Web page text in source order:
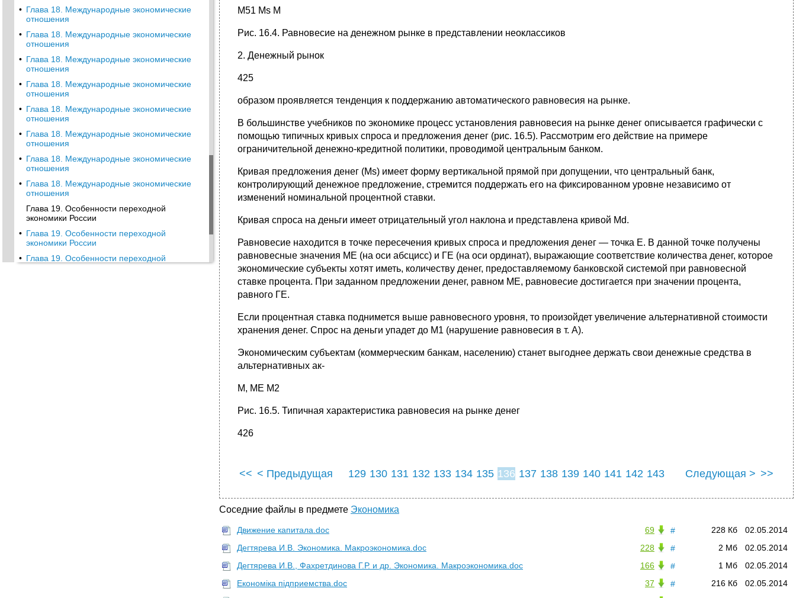
• Глава 18. Международные экономические
отношения
• Глава 18. Международные экономические
отношения
• Глава 18. Международные экономические
отношения
• Глава 18. Международные экономические
отношения
• Глава 18. Международные экономические
отношения
• Глава 18. Международные экономические
отношения
• Глава 18. Международные экономические
отношения
• Глава 18. Международные экономические
отношения
Глава 19. Особенности переходной
экономики России
• Глава 19. Особенности переходной
экономики России
• Глава 19. Особенности переходной
М51 Ms М
Рис. 16.4. Равновесие на денежном рынке в представлении неоклассиков
2. Денежный рынок
425
образом проявляется тенденция к поддержанию автоматического равновесия на рынке.
В большинстве учебников по экономике процесс установления равновесия на рынке денег описывается графически с
помощью типичных кривых спроса и предложения денег (рис. 16.5). Рассмотрим его действие на примере
ограничительной денежно-кредитной политики, проводимой центральным банком.
Кривая предложения денег (Ms) имеет форму вертикальной прямой при допущении, что центральный банк,
контролирующий денежное предложение, стремится поддержать его на фиксированном уровне независимо от
изменений номинальной процентной ставки.
Кривая спроса на деньги имеет отрицательный угол наклона и представлена кривой Md.
Равновесие находится в точке пересечения кривых спроса и предложения денег — точка Е. В данной точке получены
равновесные значения МЕ (на оси абсцисс) и ГЕ (на оси ординат), выражающие соответствие количества денег, которое
экономические субъекты хотят иметь, количеству денег, предоставляемому банковской системой при равновесной
ставке процента. При заданном предложении денег, равном МЕ, равновесие достигается при значении процента,
равного ГЕ.
Если процентная ставка поднимется выше равновесного уровня, то произойдет увеличение альтернативной стоимости
хранения денег. Спрос на деньги упадет до М1 (нарушение равновесия в т. А).
Экономическим субъектам (коммерческим банкам, населению) станет выгоднее держать свои денежные средства в
альтернативных ак-
М, МЕ М2
Рис. 16.5. Типичная характеристика равновесия на рынке денег
426
<< < Предыдущая 129 130 131 132 133 134 135 136 137 138 139 140 141 142 143
Следующая > >>
Соседние файлы в предмете Экономика
# 02.05.2014
228 Кб
69
Движение капитала.doc
#
02.05.2014
2 Мб
228
Дегтярева И.В. Экономика. Макроэкономика.doc
#
02.05.2014
1 Мб
166
Дегтярева И.В., Фахретдинова Г.Р. и др. Экономика. Макроэкономика.doc
#
02.05.2014
216 Кб
37
Економіка підприемства.doc